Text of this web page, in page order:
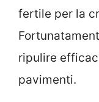
fertile per la
ripulire
pavimenti.